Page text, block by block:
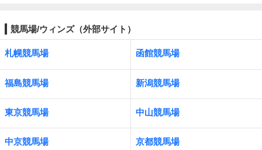
競馬場/ウィンズ（外部サイト）
札幌競馬場 函館競馬場
福島競馬場 新潟競馬場
東京競馬場 中山競馬場
中京競馬場 京都競馬場